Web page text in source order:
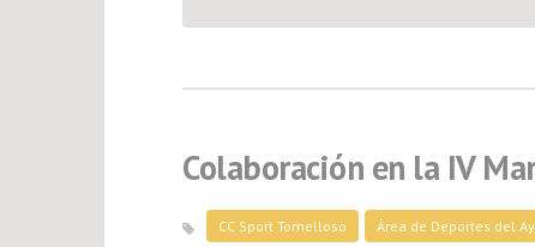
Colaboración en la IV
CC Sport Tomelloso Área de Deportes del